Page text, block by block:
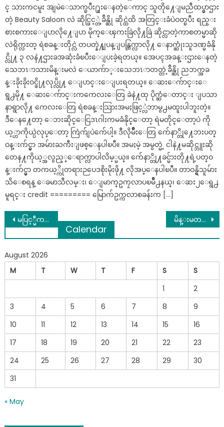
င္ သားကငမူး အျမဲေသာက္ၿပီး႐ူးေနတဲ့ေကာင္ သူတို႔ေျမညီထပ္မွာဌား
တဲ့ Beauty Saloon လဲ ဆိုင္ဖြင့္တဲ့ခ်ိန္ဆို ဆိုင္ထဲထိ အတြင္းခံပဲဝတ္ၿပီး ရည္း
စားစကားေျပာလို႔ေျပာ မိုက္ေၾကးခြဲလို႔ခြဲ ဆိုင္လာတဲ့ကာစတမ္မာဆို
လဲရိုက္လႊတ္ ရဲစခန္းတိုင္လဲ တပတ္နဲ႔ျပန္ျပန္ထြက္လာလို႔ ေနာက္ဆုံးသူဒဏ္မခံနို
င္လို႔ ၃ လနဲ႔ဌားခအဆုံးခံၿပီးေျပးခဲ့ရတယ္။ အေပၚအခန္းဌားေနတဲ့
သေဘၤာသားမိန္းမလဲ ေယာက်ာ္းသေဘၤာတတ္တဲ့ခ်ိန္ဆို ညဘက္အခ
န္းခိုးခိုးဝင္ဖို႔လုပ္လို႔ ေျပာင္းေျပးရတယ္။ ေဆးေက်ာင္းေ
ရွ႕မို႔ ေဆးေက်ာင္းကကေလးေတြ ခဲနဲ႔ထု ပိုက္ဆံေတာင္း ျပသာ
နာရွာလို႔ ကေလးေတြ ရဲစခန္းသြားအမႈဖြင့္လဲဘာမွ႕မထူးပါဘူးတဲ့။
ဒီေန႔ေတာ့ ေဘးဆိုင္ေငြဒၤဂါးကမခံနိုင္ေတာ့ ရဲမတိုင္ေတာ့ပဲ ကို
ယ့္ဟာကိုယ္ပဲလုပ္ေတာ့ ကြဲက်ျပဲက်ေပါ့။ ဒီလိုမ်ိဳးေတြ က်ေနာ္တို႔ေဘးပတ္
ဝန္းက်င္မွာ အမ်ားႀကီးျဖစ္ေနပါၿပီ။ အမႈမဲ့ အမွတ္မဲ့ ငါနဲ႔မဆိုင္ဘူးဆို
တေန႔ကိုယ့္အလွည့္ေရာက္လာပါလိမ့္မယ္။ က်ေနာ္တို႔ခင္မ်ားတို႔ရဲ့ပတ္ဝ
န္းက်င္မွာ တကယ့္ကိုတရားဉပေဒစိုးမိုးဖို႔ လိုအပ္ေနပါၿပီ။ တာဝန္ရွိသူမ်ား
သိေစရန္ ေခမာသီလမ္း​၊ ေျမာက္ဥကၠလာပၿမိဳ႕နယ္၊ ေဆး၂​ေရွ႕
မူရင္း credit ========= မြောက်ဥက္ကလာစခန်းက […]
Post
navigation
မပြင့္မီက ႏြမ္းခဲ့ရတဲ့ (၁၀)တန္းေက်ာင္းသူေလးရဲ႕ ျဖစ္စဥ္ (ရုပ္သံ) မိန္းမတစ္ေယာက္က ဘယ္လိုအခ်ိန္မ်ိဳးမွာ သူ႔လက္တြဲေဖာ္နဲ႔ ညႇိမရ ႏွိုင္းမရနဲ႔ သဟဇာတ မျဖစ္ေတာ့ဆုံးလဲ သိလား
Calendar
August 2026
M
T W T F S
S
1
2
3
4 5 6 7 8
9
10
11 12 13 14 15
16
17
18 19 20 21 22
23
24
25 26 27 28 29
30
31
« May